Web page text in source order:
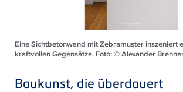
Eine Sichtbetonwand mit Zebramuster inszeniert
kraftvollen Gegensätze. Foto: © Alexander
Baukunst, die überdauert